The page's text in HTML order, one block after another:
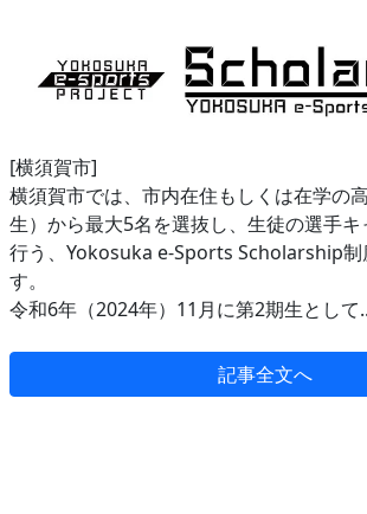
[横須賀市]
横須賀市では、市内在住もしくは在学の
生）から最大5名を選抜し、生徒の選手
行う、Yokosuka e-Sports Scholarship制
す。
令和6年（2024年）11月に第2期生として
記事全文へ